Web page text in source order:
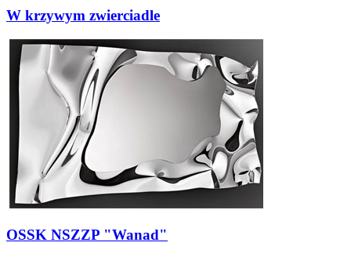
W krzywym zwierciadle
OSSK NSZZP "Wanad"